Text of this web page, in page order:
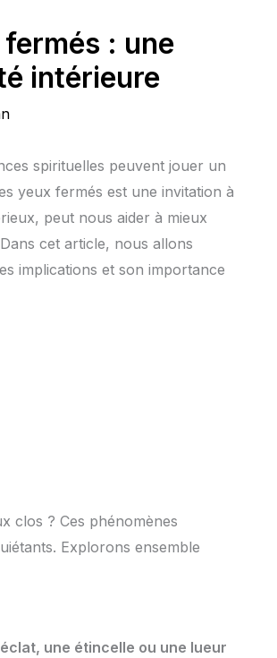
: une
intérieure
spirituelles peuvent jouer un
yeux fermés est une invitation à
peut nous aider à mieux
cet article, nous allons
implications et son importance
clos ? Ces phénomènes
Explorons ensemble
une étincelle ou une lueur